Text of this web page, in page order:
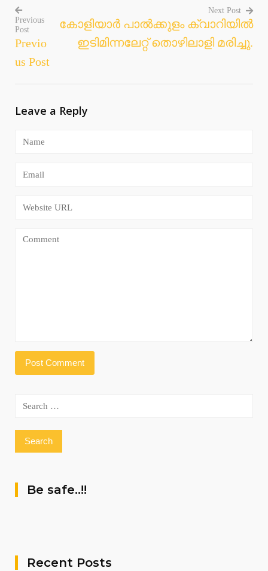
Post
navigation
Previous
Post
Previo
us Post
Next Post
കോളിയാര്‍ പാല്‍ക്കുളം ക്വാറിയില്‍
ഇടിമിന്നലേറ്റ് തൊഴിലാളി മരിച്ചു.
Leave a Reply
Search
Be safe..!!
Recent Posts